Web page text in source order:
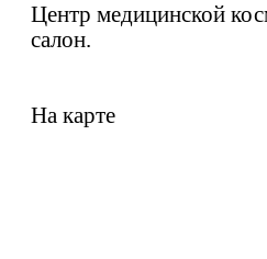
Центр медицинской
салон.
На карте